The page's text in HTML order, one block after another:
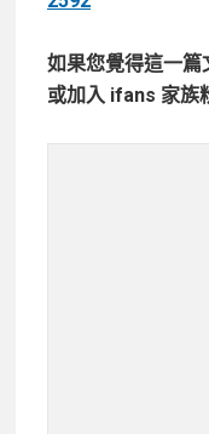
如果您覺得這一篇
或加入 ifans 家族